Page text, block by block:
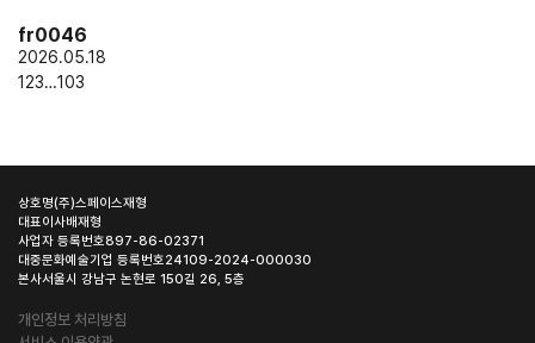
fr0046
2026.05.18
1 23…103
상호명(주)스페이스재형
대표이사배재형
사업자 등록번호897-86-02371
대중문화예술기업 등록번호24109-2024-000030
본사서울시 강남구 논현로 150길 26, 5층
개인정보 처리방침